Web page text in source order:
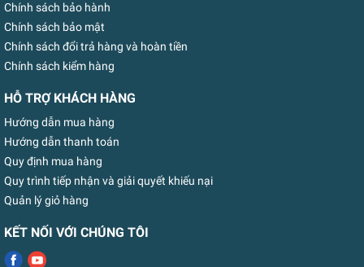
Chính sách bảo hành
Chính sách bảo mật
Chính sách đổi trả hàng và hoàn tiền
Chính sách kiểm hàng
HỖ TRỢ KHÁCH HÀNG
Hướng dẫn mua hàng
Hướng dẫn thanh toán
Quy định mua hàng
Quy trình tiếp nhận và giải quyết khiếu nại
Quản lý giỏ hàng
KẾT NỐI VỚI CHÚNG TÔI